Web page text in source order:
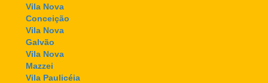
Vila Nova
Conceição
Vila Nova
Galvão
Vila Nova
Mazzei
Vila Paulicéia